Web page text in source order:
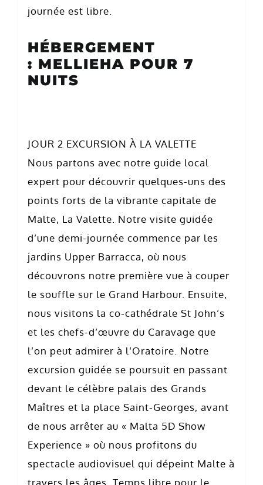
journée est libre.
HÉBERGEMENT
: MELLIEHA POUR 7
NUITS
JOUR 2 EXCURSION À LA VALETTE
Nous partons avec notre guide local
expert pour découvrir quelques-uns des
points forts de la vibrante capitale de
Malte, La Valette. Notre visite guidée
d’une demi-journée commence par les
jardins Upper Barracca, où nous
découvrons notre première vue à couper
le souffle sur le Grand Harbour. Ensuite,
nous visitons la co-cathédrale St John’s
et les chefs-d’œuvre du Caravage que
l’on peut admirer à l’Oratoire. Notre
excursion guidée se poursuit en passant
devant le célèbre palais des Grands
Maîtres et la place Saint-Georges, avant
de nous arrêter au « Malta 5D Show
Experience » où nous profitons du
spectacle audiovisuel qui dépeint Malte à
travers les âges. Temps libre pour le